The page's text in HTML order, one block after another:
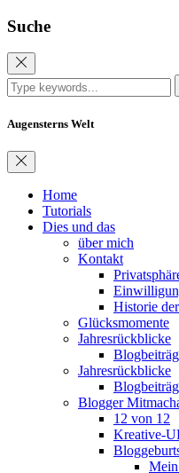
Suche
Augensterns Welt
Home
Tutorials
Dies und das
über mich
Kontakt
Historie
Glücksmomente
Jahresrückblicke
Jahresrückblicke
Blogger
12 von 12
Kreative-